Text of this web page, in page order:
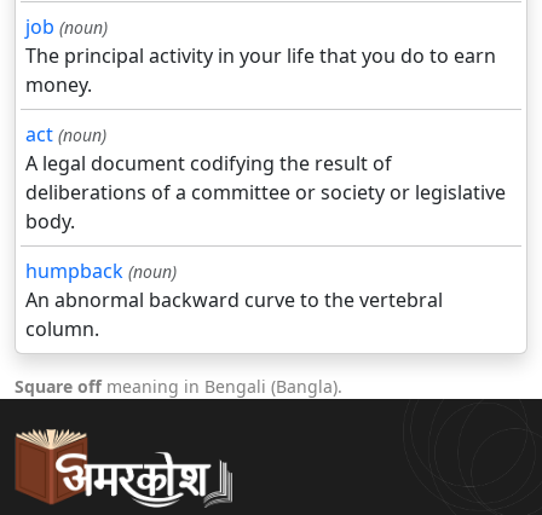
job (noun)
The principal activity in your life that you do to earn
money.
act (noun)
A legal document codifying the result of
deliberations of a committee or society or legislative
body.
humpback (noun)
An abnormal backward curve to the vertebral
column.
Square offmeaning in Bengali (Bangla).